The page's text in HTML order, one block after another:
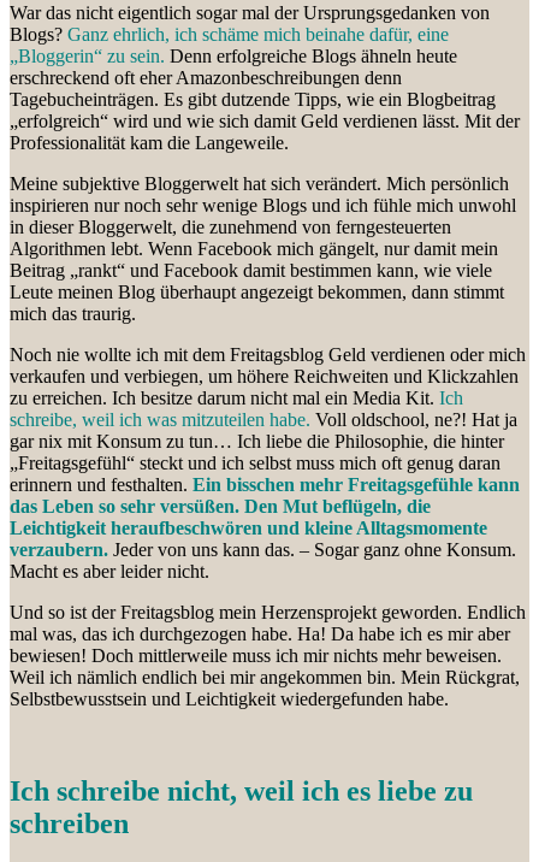
War das nicht eigentlich sogar mal der Ursprungsgedanken von
Blogs? Ganz ehrlich, ich schäme mich beinahe dafür, eine
„Bloggerin“ zu sein. Denn erfolgreiche Blogs ähneln heute
erschreckend oft eher Amazonbeschreibungen denn
Tagebucheinträgen. Es gibt dutzende Tipps, wie ein Blogbeitrag
„erfolgreich“ wird und wie sich damit Geld verdienen lässt. Mit der
Professionalität kam die Langeweile.
Meine subjektive Bloggerwelt hat sich verändert. Mich persönlich
inspirieren nur noch sehr wenige Blogs und ich fühle mich unwohl
in dieser Bloggerwelt, die zunehmend von ferngesteuerten
Algorithmen lebt. Wenn Facebook mich gängelt, nur damit mein
Beitrag „rankt“ und Facebook damit bestimmen kann, wie viele
Leute meinen Blog überhaupt angezeigt bekommen, dann stimmt
mich das traurig.
Noch nie wollte ich mit dem Freitagsblog Geld verdienen oder mich
verkaufen und verbiegen, um höhere Reichweiten und Klickzahlen
zu erreichen. Ich besitze darum nicht mal ein Media Kit. Ich
schreibe, weil ich was mitzuteilen habe. Voll oldschool, ne?! Hat ja
gar nix mit Konsum zu tun… Ich liebe die Philosophie, die hinter
„Freitagsgefühl“ steckt und ich selbst muss mich oft genug daran
erinnern und festhalten. Ein bisschen mehr Freitagsgefühle kann
das Leben so sehr versüßen. Den Mut beflügeln, die
Leichtigkeit heraufbeschwören und kleine Alltagsmomente
verzaubern. Jeder von uns kann das. – Sogar ganz ohne Konsum.
Macht es aber leider nicht.
Und so ist der Freitagsblog mein Herzensprojekt geworden. Endlich
mal was, das ich durchgezogen habe. Ha! Da habe ich es mir aber
bewiesen! Doch mittlerweile muss ich mir nichts mehr beweisen.
Weil ich nämlich endlich bei mir angekommen bin. Mein Rückgrat,
Selbstbewusstsein und Leichtigkeit wiedergefunden habe.
Ich schreibe nicht, weil ich es liebe zu
schreiben